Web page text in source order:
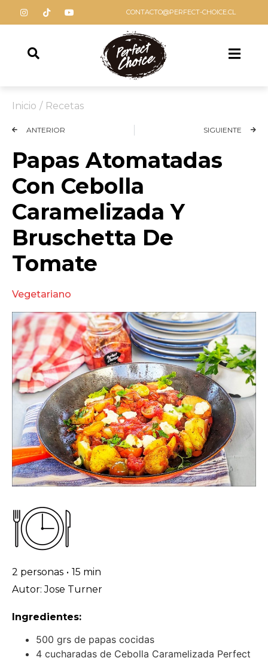
CONTACTO@PERFECT-CHOICE.CL
Inicio / Recetas
ANTERIOR SIGUIENTE
Papas Atomatadas
Con Cebolla
Caramelizada Y
Bruschetta De
Tomate
Vegetariano
2 personas • 15 min
Autor: Jose Turner
Ingredientes:
500 grs de papas cocidas
4 cucharadas de Cebolla Caramelizada Perfect